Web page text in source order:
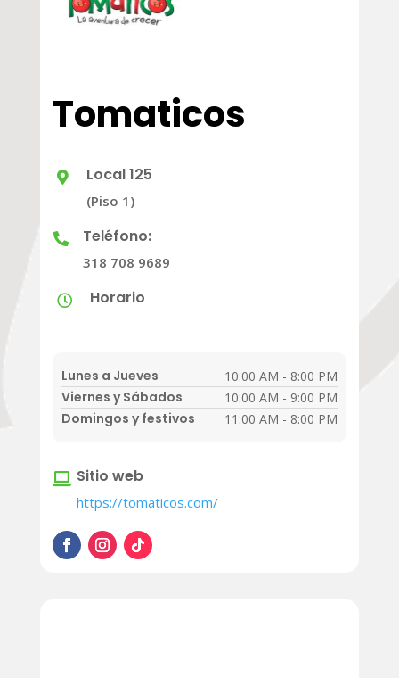
Tomaticos
 Local 125
(Piso 1)
 Teléfono:
318 708 9689
 Horario
Lunes a Jueves 10:00 AM - 8:00 PM
Viernes y Sábados 10:00 AM - 9:00 PM
Domingos y festivos 11:00 AM - 8:00 PM
 Sitio web
https://tomaticos.com/